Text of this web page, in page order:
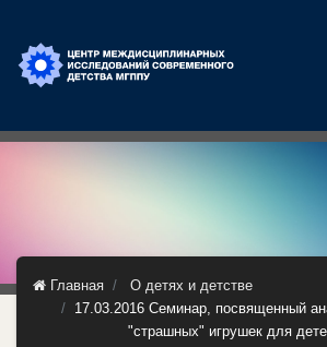
Главная
О детях и детстве
17.03.2016 Семинар, посвященный
"страшных" игрушек для